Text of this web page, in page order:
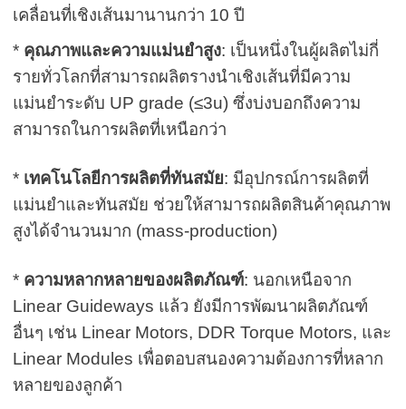
เคลื่อนที่เชิงเส้นมานานกว่า 10 ปี
* คุณภาพและความแม่นยำสูง: เป็นหนึ่งในผู้ผลิตไม่กี่
รายทั่วโลกที่สามารถผลิตรางนำเชิงเส้นที่มีความ
แม่นยำระดับ UP grade (≤3u) ซึ่งบ่งบอกถึงความ
สามารถในการผลิตที่เหนือกว่า
* เทคโนโลยีการผลิตที่ทันสมัย: มีอุปกรณ์การผลิตที่
แม่นยำและทันสมัย ช่วยให้สามารถผลิตสินค้าคุณภาพ
สูงได้จำนวนมาก (mass-production)
* ความหลากหลายของผลิตภัณฑ์: นอกเหนือจาก
Linear Guideways แล้ว ยังมีการพัฒนาผลิตภัณฑ์
อื่นๆ เช่น Linear Motors, DDR Torque Motors, และ
Linear Modules เพื่อตอบสนองความต้องการที่หลาก
หลายของลูกค้า